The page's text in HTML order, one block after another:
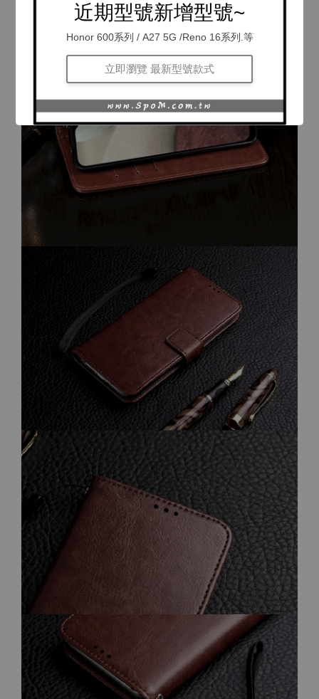
近期型號新增型號~
Honor 600系列 / A27 5G /Reno 16系列.等
立即瀏覽 最新型號款式